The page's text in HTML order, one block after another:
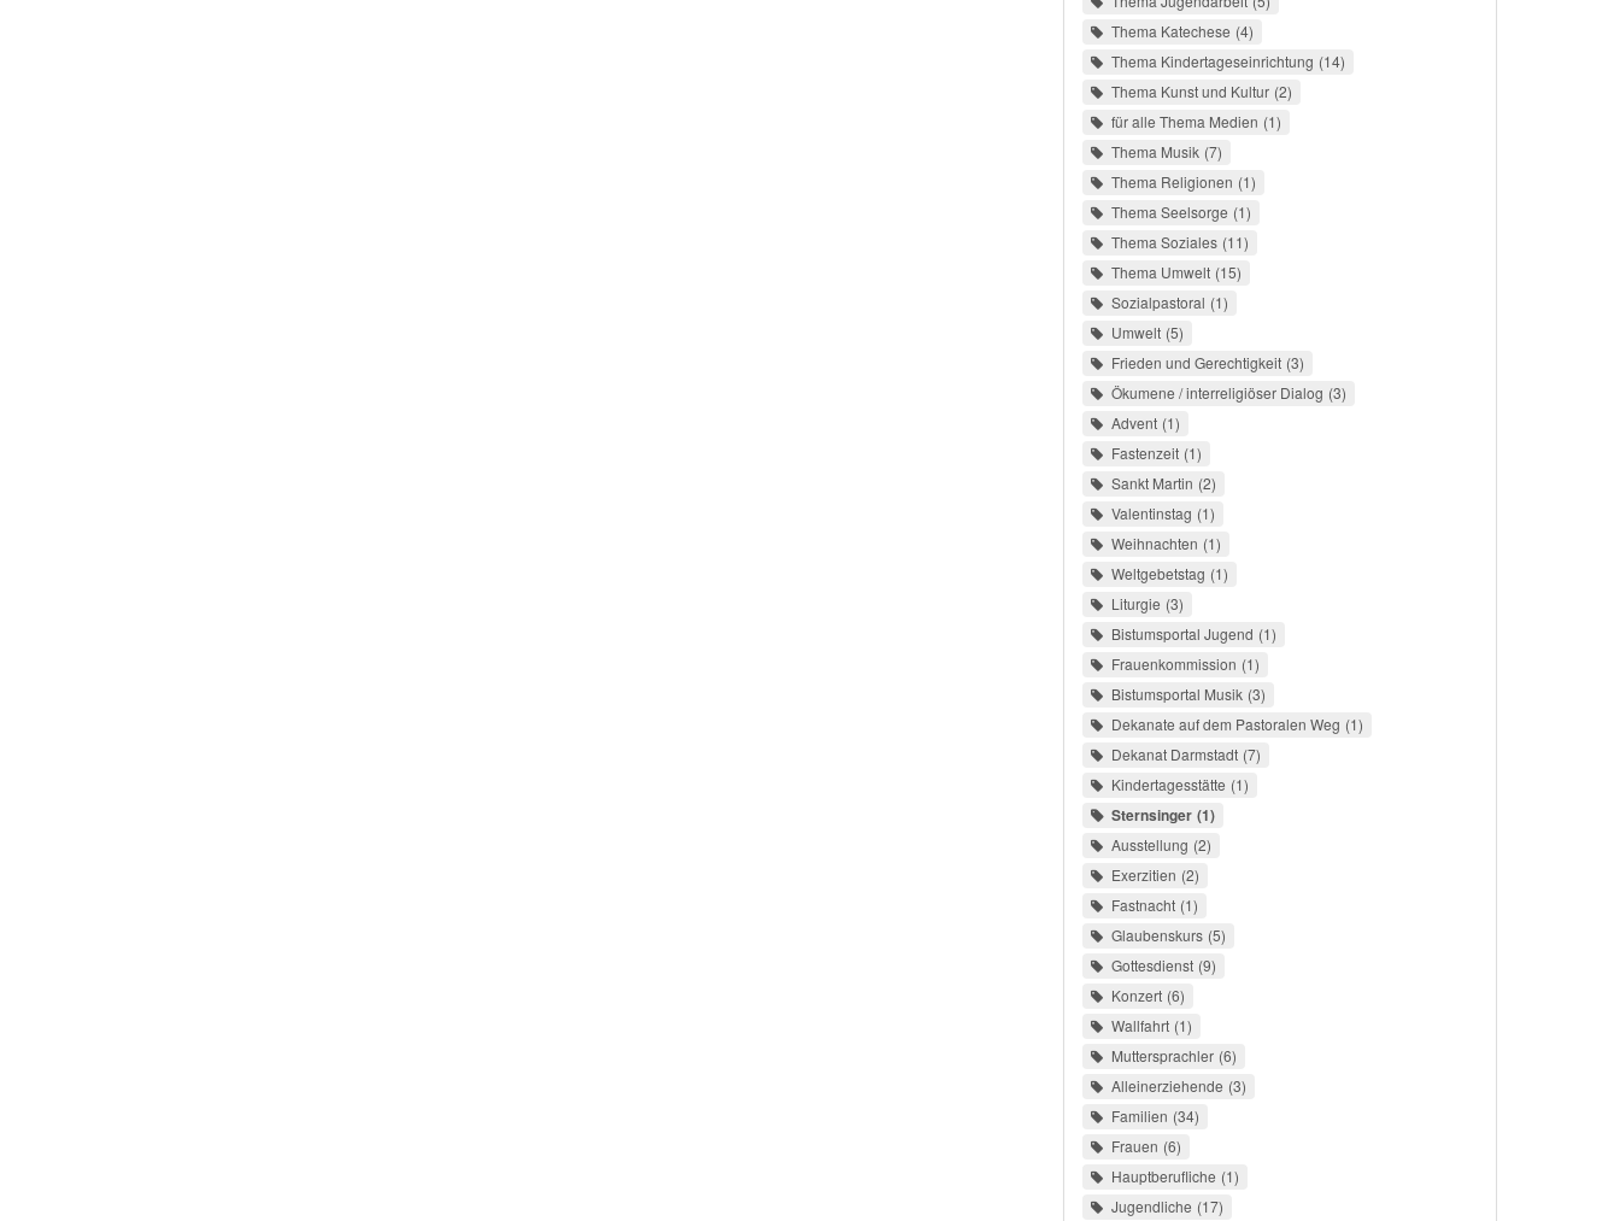
Thema Katechese 4
Thema Kindertageseinrichtung 14
Thema Kunst und Kultur 2
für alle Thema Medien 1
Thema Musik 7
Thema Religionen 1
Thema Seelsorge 1
Thema Soziales 11
Thema Umwelt 15
Sozialpastoral 1
Umwelt 5
Frieden und Gerechtigkeit 3
Ökumene / interreligiöser Dialog 3
Advent 1
Fastenzeit 1
Sankt Martin 2
Valentinstag 1
Weihnachten 1
Weltgebetstag 1
Liturgie 3
Bistumsportal Jugend 1
Frauenkommission 1
Bistumsportal Musik 3
Dekanate auf dem Pastoralen Weg 1
Dekanat Darmstadt 7
Kindertagesstätte 1
Sternsinger 1
Ausstellung 2
Exerzitien 2
Fastnacht 1
Glaubenskurs 5
Gottesdienst 9
Konzert 6
Wallfahrt 1
Muttersprachler 6
Alleinerziehende 3
Familien 34
Frauen 6
Hauptberufliche 1
Jugendliche 17